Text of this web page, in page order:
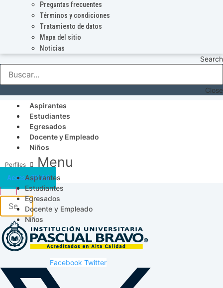
Preguntas frecuentes
Términos y condiciones
Tratamiento de datos
Mapa del sitio
Noticias
Search
Close
Aspirantes
Estudiantes
Egresados
Docente y Empleado
Niños
Menu
Aspirantes
Estudiantes
Egresados
Docente y Empleado
Niños
Acceso SICAU
Facebook Twitter